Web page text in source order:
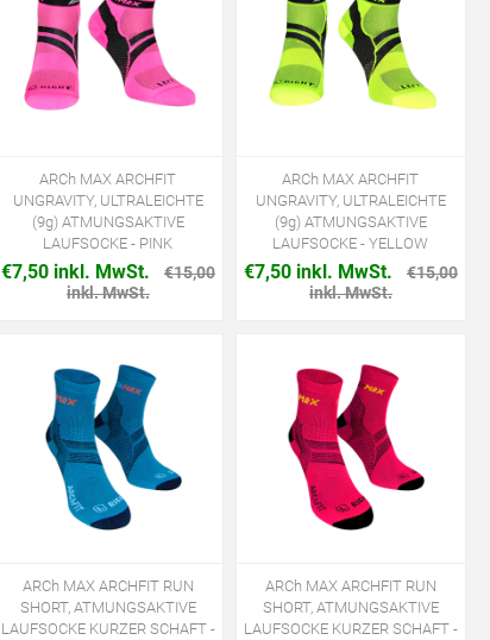
ARCh MAX ARCHFIT
UNGRAVITY, ULTRALEICHTE
(9g) ATMUNGSAKTIVE
LAUFSOCKE - PINK
€7,50 inkl. MwSt.
€15,00
inkl. MwSt.
ARCh MAX ARCHFIT
UNGRAVITY, ULTRALEICHTE
(9g) ATMUNGSAKTIVE
LAUFSOCKE - YELLOW
€7,50 inkl. MwSt.
€15,00
inkl. MwSt.
ARCh MAX ARCHFIT RUN
SHORT, ATMUNGSAKTIVE
LAUFSOCKE KURZER SCHAFT -
ARCh MAX ARCHFIT RUN
SHORT, ATMUNGSAKTIVE
LAUFSOCKE KURZER SCHAFT -